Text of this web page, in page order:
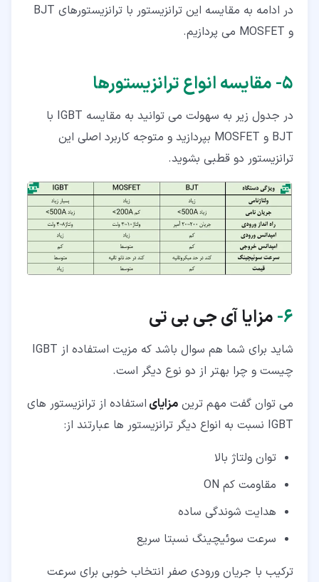
در ادامه به مقایسه این ترانزیستور با ترانزیستورهای BJT
و MOSFET می پردازیم.
۵‏- مقایسه انواع ترانزیستورها
در جدول زیر به سهولت می توانید به مقایسه IGBT با
BJT و MOSFET بپردازید و متوجه کاربرد اصلی این
ترانزیستور دو قطبی بشوید.
۶‏- مزایا آی جی بی تی
شاید برای شما هم سوال باشد که مزیت استفاده از IGBT
چیست و چرا بهتر از دو نوع دیگر است.
می توان گفت مهم ترین مزایای استفاده از ترانزیستور های
IGBT نسبت به انواع دیگر ترانزیستور ها عبارتند از:
توان ولتاژ بالا
مقاومت کم ON
هدایت شوندگی ساده
سرعت سوئیچینگ نسبتا سریع
ترکیب با جریان ورودی صفر انتخاب خوبی برای سرعت